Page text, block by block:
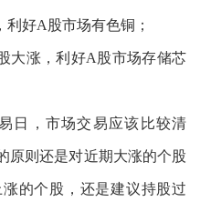
好A股市场有色铜；
大涨，利好A股市场存储芯
日，市场交易应该比较清
原则还是对近期大涨的个股
的个股，还是建议持股过